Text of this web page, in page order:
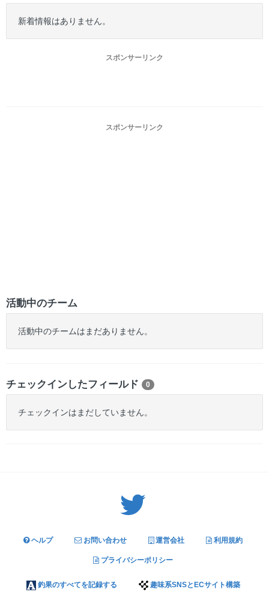
新着情報はありません。
スポンサーリンク
スポンサーリンク
活動中のチーム
活動中のチームはまだありません。
チェックインしたフィールド 0
チェックインはまだしていません。
ヘルプ お問い合わせ 運営会社 利用規約
プライバシーポリシー
釣果のすべてを記録する 趣味系SNSとECサイト構築